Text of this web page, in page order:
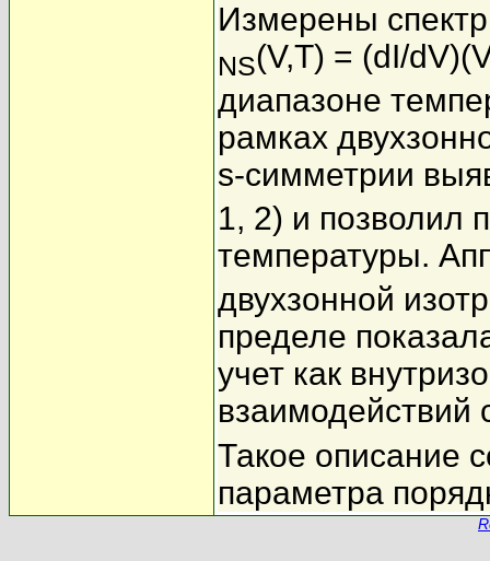
Измерены
NS(V,T) = (dI/
диапазоне
рамках
s-симметрии
1, 2) и позволил
температуры.
двухзонной
пределе
учет как
взаимодействий
Такое описание
параметра